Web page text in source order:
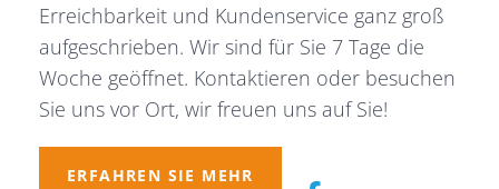
Erreichbarkeit und Kundenservice ganz groß
aufgeschrieben. Wir sind für Sie 7 Tage die
Woche geöffnet. Kontaktieren oder besuchen
Sie uns vor Ort, wir freuen uns auf Sie!
ERFAHREN SIE MEHR